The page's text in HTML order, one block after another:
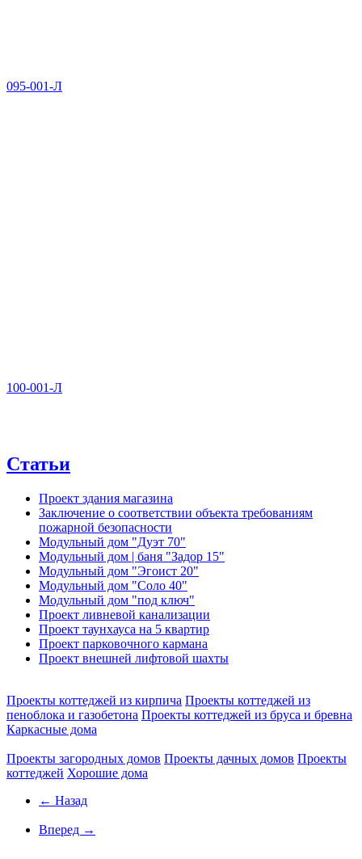
095-001-Л
100-001-Л
Статьи
Проект здания магазина
Заключение о соответствии объекта требованиям
пожарной безопасности
Модульный дом "Дуэт 70"
Модульный дом | баня "Задор 15"
Модульный дом "Эгоист 20"
Модульный дом "Соло 40"
Модульный дом "под ключ"
Проект ливневой канализации
Проект таунхауса на 5 квартир
Проект парковочного кармана
Проект внешней лифтовой шахты
Проекты коттеджей из кирпича Проекты коттеджей из
пеноблока и газобетона Проекты коттеджей из бруса и бревна
Каркасные дома
Проекты загородных домов Проекты дачных домов Проекты
коттеджей Хорошие дома
← Назад
Вперед →